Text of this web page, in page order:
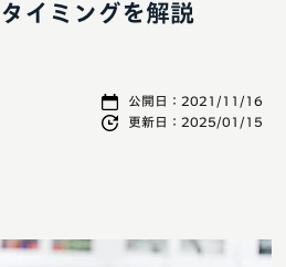
イミングを解説
公開日： 2021/11/16
更新日： 2025/01/15